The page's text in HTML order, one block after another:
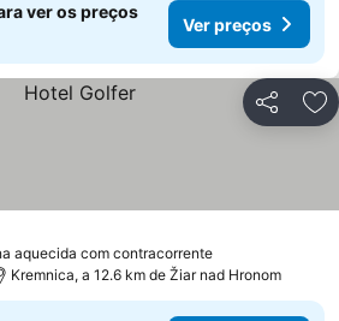
ver os preços
Ver preços
Partilhar
aquecida com contracorrenteVer preços
Kremnica, a 12.6 km de Žiar nad Hronom